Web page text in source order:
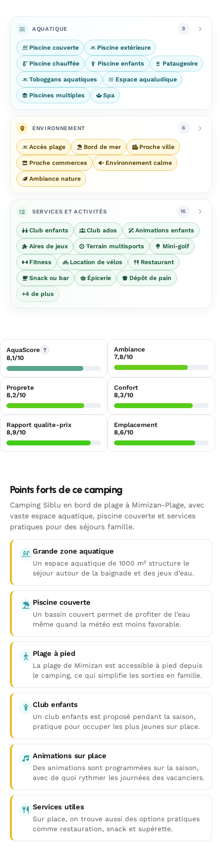
AQUATIQUE 9
Piscine couverte Piscine extérieure
Piscine chauffée Piscine enfants Pataugeoire
Toboggans aquatiques Espace aqualudique
Piscines multiples Spa
ENVIRONNEMENT 6
Accès plage Bord de mer Proche ville
Proche commerces Environnement calme
Ambiance nature
SERVICES ET ACTIVITÉS 16
Club enfants Club ados Animations enfants
Aires de jeux Terrain multisports Mini-golf
Fitness Location de vélos Restaurant
Snack ou bar Épicerie Dépôt de pain
+4 de plus
AquaScore ?
8,1/10
Ambiance
7,8/10
Proprete
8,2/10
Confort
8,3/10
Rapport qualite-prix
8,9/10
Emplacement
8,6/10
Points forts de ce camping
Camping Siblu en bord de plage à Mimizan-Plage, avec
vaste espace aquatique, piscine couverte et services
pratiques pour des séjours famille.
Grande zone aquatique
Un espace aquatique de 1000 m² structure le
séjour autour de la baignade et des jeux d’eau.
Piscine couverte
Un bassin couvert permet de profiter de l’eau
même quand la météo est moins favorable.
Plage à pied
La plage de Mimizan est accessible à pied depuis
le camping, ce qui simplifie les sorties en famille.
Club enfants
Un club enfants est proposé pendant la saison,
pratique pour occuper les plus jeunes sur place.
Animations sur place
Des animations sont programmées sur la saison,
avec de quoi rythmer les journées des vacanciers.
Services utiles
Sur place, on trouve aussi des options pratiques
comme restauration, snack et supérette.